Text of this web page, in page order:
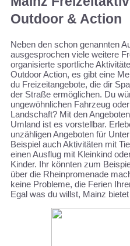
Outdoor & Action
Neben den schon genannten
ausgesprochen viele weitere
organisierte sportliche
Outdoor Action, es gibt eine
du Freizeitangebote, die dir
der Straße ermöglichen. Du
ungewöhnlichen Fahrzeug
Landschaft? Mit den
Umland ist es vorstellbar.
unzähligen Angeboten für
Beispiel auch Aktivitäten mit
einen Ausflug mit Kleinkind
Kinder. Ihr könnten zum
über die Rheinpromenade
keine Probleme, die Ferien
Egal was du willst, Mainz